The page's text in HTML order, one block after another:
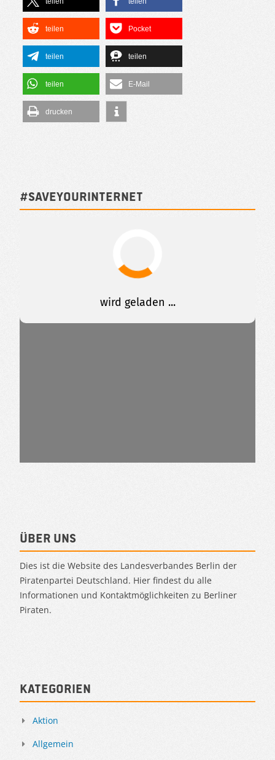
teilen Pocket
teilen teilen
teilen E-Mail
drucken
#SAVEYOURINTERNET
Über uns
Dies ist die Website des Landesverbandes Berlin der
Piratenpartei Deutschland. Hier findest du alle
Informationen und Kontaktmöglichkeiten zu Berliner
Piraten.
Kategorien
Aktion
Allgemein